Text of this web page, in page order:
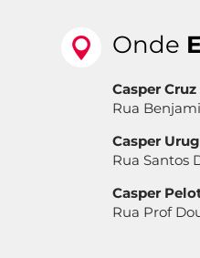
Onde
Casper
Rua
Casper
Rua Santos
Casper
Rua Prof